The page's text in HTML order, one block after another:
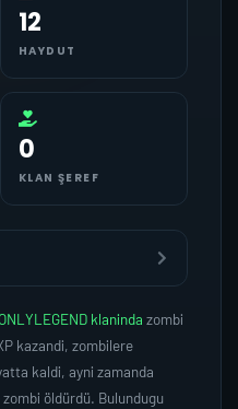
12
HAYDUT
0
KLAN ŞEREF
ONLYLEGEND klaninda zombi
kazandi, zombilere
kaldi, ayni zamanda
öldürdü. Bulundugu